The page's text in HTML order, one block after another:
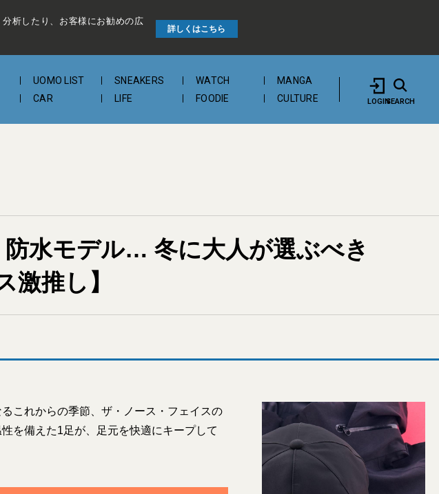
析したり、お客様にお勧めの広
詳しくはこちら
UOMO LIST SNEAKERS WATCH
MANGA
CAR LIFE FOODIE CULTURE LOGINSEARCH
防水モデル… 冬に大人が選ぶべき
激推し】
これからの季節、ザ・ノース・フェイスの
を備えた1足が、足元を快適にキープして